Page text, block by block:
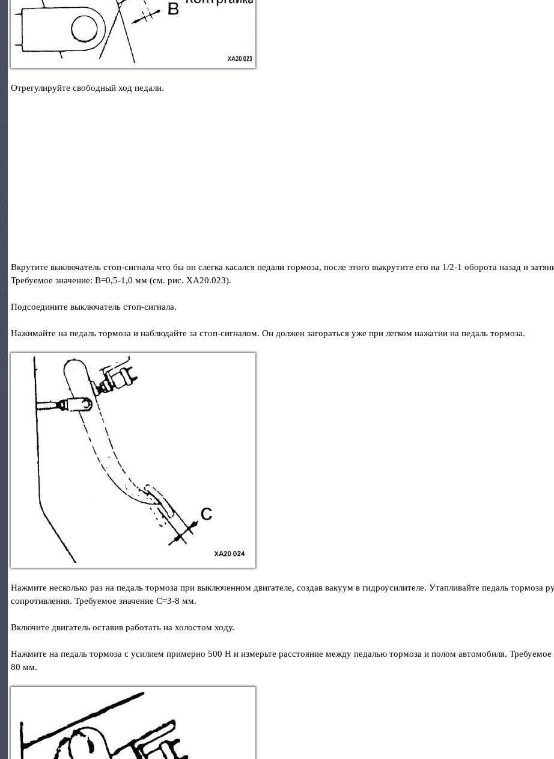
Отрегулируйте свободный ход педали.
Вкрутите выключатель стоп-сигнала что бы он слегка касался педали тормоза, после этого выкрутите его на 1/2-1 оборота назад и
Требуемое значение: В=0,5-1,0 мм (см. рис. ХА20.023).
Подсоедините выключатель стоп-сигнала.
Нажимайте на педаль тормоза и наблюдайте за стоп-сигналом. Он должен загораться уже при легком нажатии на педаль тормоза.
Нажмите несколько раз на педаль тормоза при выключенном двигателе, создав вакуум в гидроусилителе. Утапливайте педаль тормоза
сопротивления. Требуемое значение С=3-8 мм.
Включите двигатель оставив работать на холостом ходу.
Нажмите на педаль тормоза с усилием примерно 500 Н и измерьте расстояние между педалью тормоза и полом автомобиля. Требуемое
80 мм.